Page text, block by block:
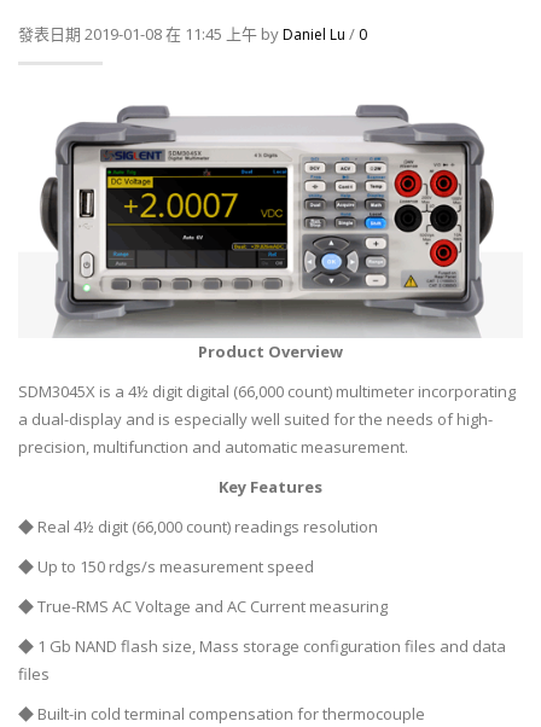
發表日期 2019-01-08 在 11:45 上午 byDaniel Lu / 0
Product Overview
SDM3045X is a 4½ digit digital (66,000 count) multimeter incorporating
a dual-display and is especially well suited for the needs of high-
precision, multifunction and automatic measurement.
Key Features
◆ Real 4½ digit (66,000 count) readings resolution
◆ Up to 150 rdgs/s measurement speed
◆ True-RMS AC Voltage and AC Current measuring
◆ 1 Gb NAND flash size, Mass storage configuration files and data
files
◆ Built-in cold terminal compensation for thermocouple